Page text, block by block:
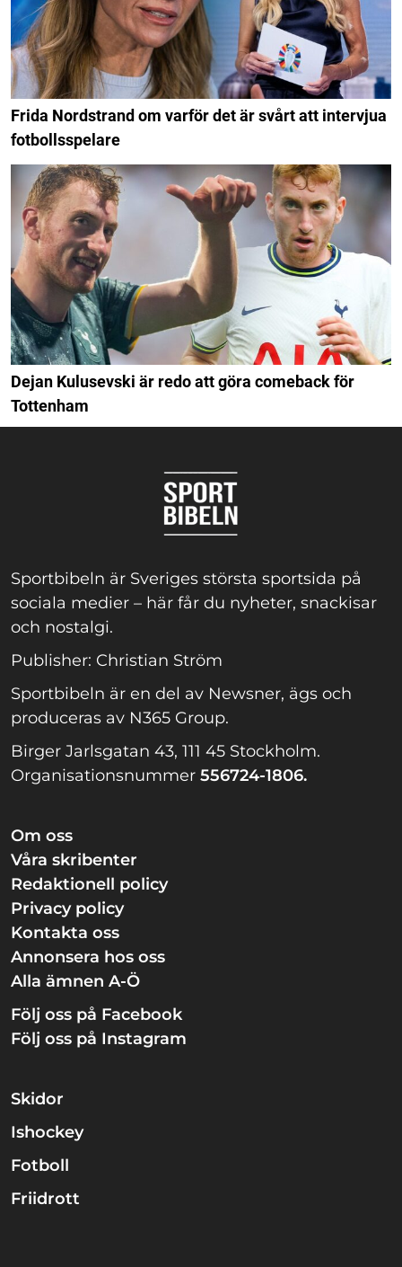
Frida Nordstrand om varför det är svårt att intervjua
fotbollsspelare
Dejan Kulusevski är redo att göra comeback för
Tottenham
Sportbibeln är Sveriges största sportsida på
sociala medier – här får du nyheter, snackisar
och nostalgi.
Publisher: Christian Ström
Sportbibeln är en del av Newsner, ägs och
produceras av N365 Group.
Birger Jarlsgatan 43, 111 45 Stockholm.
Organisationsnummer 556724-1806.
Om oss
Våra skribenter
Redaktionell policy
Privacy policy
Kontakta oss
Annonsera hos oss
Alla ämnen A-Ö
Följ oss på Facebook
Följ oss på Instagram
Skidor
Ishockey
Fotboll
Friidrott